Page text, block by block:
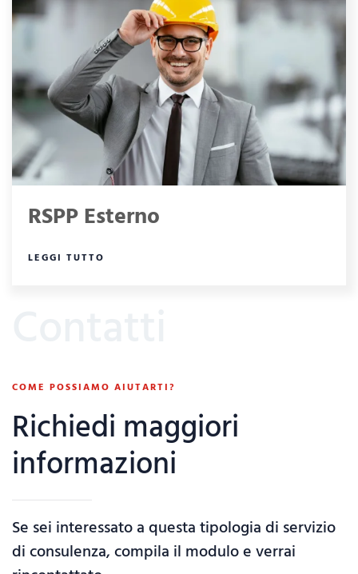
RSPP Esterno
LEGGI TUTTO
COME POSSIAMO AIUTARTI?
Richiedi maggiori
informazioni
Se sei interessato a questa tipologia di servizio
di consulenza, compila il modulo e verrai